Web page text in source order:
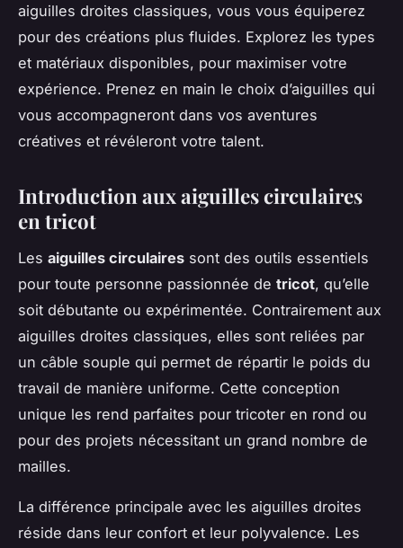
aiguilles droites classiques, vous vous équiperez
pour des créations plus fluides. Explorez les types
et matériaux disponibles, pour maximiser votre
expérience. Prenez en main le choix d’aiguilles qui
vous accompagneront dans vos aventures
créatives et révéleront votre talent.
Introduction aux aiguilles circulaires
en tricot
Les aiguilles circulaires sont des outils essentiels
pour toute personne passionnée de tricot, qu’elle
soit débutante ou expérimentée. Contrairement aux
aiguilles droites classiques, elles sont reliées par
un câble souple qui permet de répartir le poids du
travail de manière uniforme. Cette conception
unique les rend parfaites pour tricoter en rond ou
pour des projets nécessitant un grand nombre de
mailles.
La différence principale avec les aiguilles droites
réside dans leur confort et leur polyvalence. Les